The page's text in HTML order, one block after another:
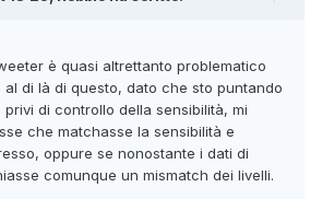
è quasi altrettanto problematico
al di là di questo, dato che sto puntando
di controllo della sensibilità, mi
che matchasse la sensibilità e
oppure se nonostante i dati di
comunque un mismatch dei livelli.